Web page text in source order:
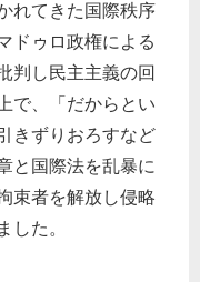
れてきた国際秩序
ドゥロ政権による
判し民主主義の回
で、「だからとい
きずりおろすなど
と国際法を乱暴に
束者を解放し侵略
した。